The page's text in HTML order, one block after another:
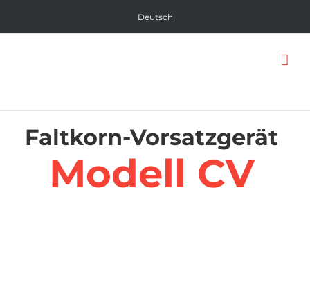
Deutsch
Faltkorn-Vorsatzgerät
Modell CV